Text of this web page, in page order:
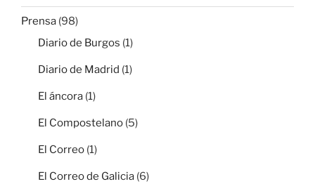
Prensa (98)
Diario de Burgos (1)
Diario de Madrid (1)
El áncora (1)
El Compostelano (5)
El Correo (1)
El Correo de Galicia (6)